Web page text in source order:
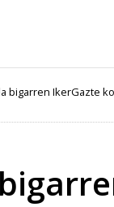
bigarren IkerGazte